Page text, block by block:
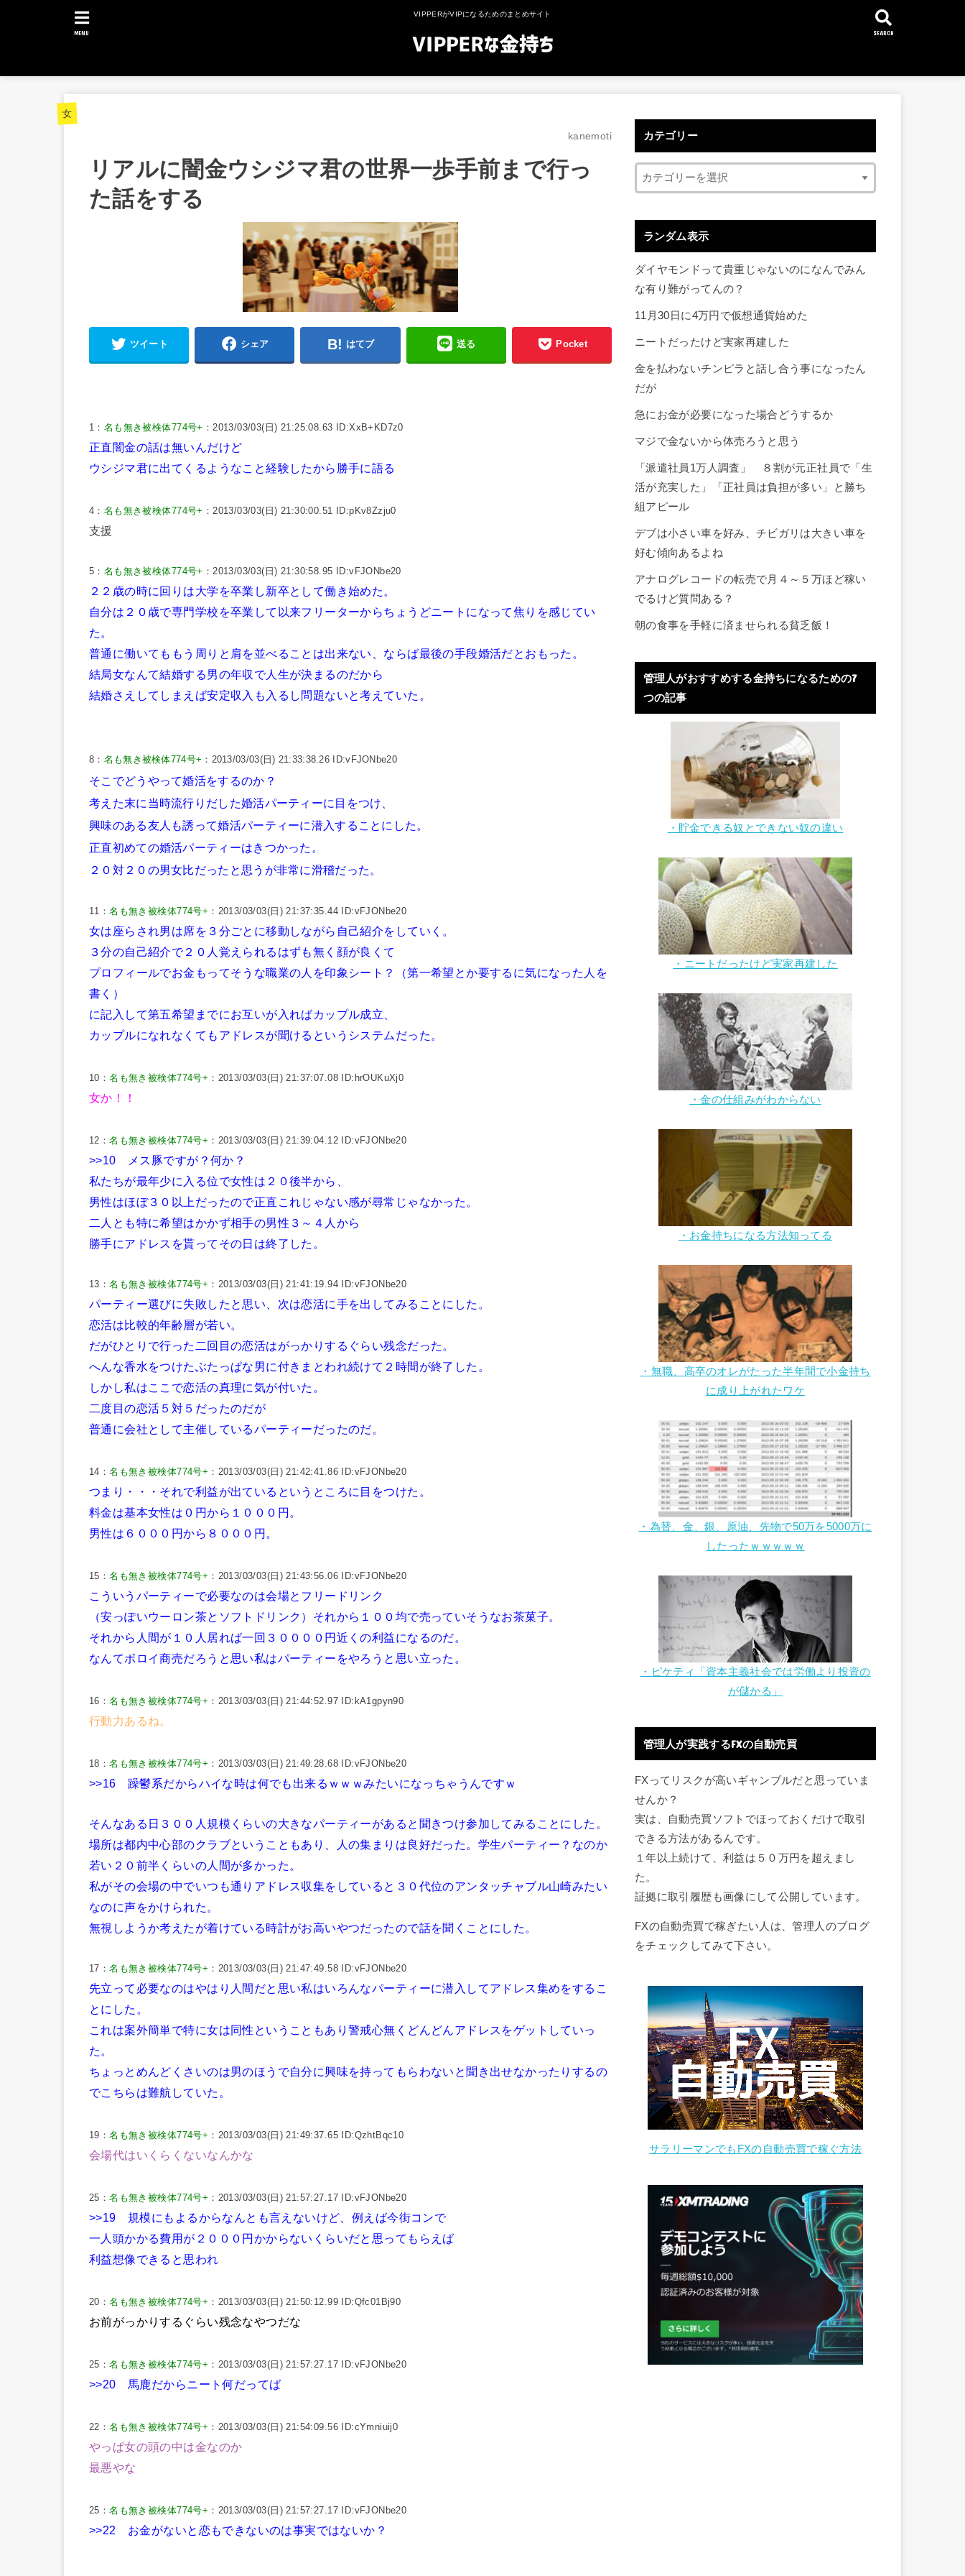
VIPPERがVIPになるためのまとめサイト
SEARCH
MENU
女
kanemoti
リアルに闇金ウシジマ君の世界一歩手前まで行っ
た話をする
ツイート シェア はてブ 送る Pocket
1： 名も無き被検体774号+ ：2013/03/03(日) 21:25:08.63 ID:XxB+KD7z0
正直闇金の話は無いんだけど
ウシジマ君に出てくるようなこと経験したから勝手に語る
4： 名も無き被検体774号+ ：2013/03/03(日) 21:30:00.51 ID:pKv8Zzju0
支援
5： 名も無き被検体774号+ ：2013/03/03(日) 21:30:58.95 ID:vFJONbe20
２２歳の時に回りは大学を卒業し新卒として働き始めた。
自分は２０歳で専門学校を卒業して以来フリーターからちょうどニートになって焦りを感じてい
た。
普通に働いてももう周りと肩を並べることは出来ない、ならば最後の手段婚活だとおもった。
結局女なんて結婚する男の年収で人生が決まるのだから
結婚さえしてしまえば安定収入も入るし問題ないと考えていた。
8： 名も無き被検体774号+ ：2013/03/03(日) 21:33:38.26 ID:vFJONbe20
そこでどうやって婚活をするのか？
考えた末に当時流行りだした婚活パーティーに目をつけ、
興味のある友人も誘って婚活パーティーに潜入することにした。
正直初めての婚活パーティーはきつかった。
２０対２０の男女比だったと思うが非常に滑稽だった。
11：名も無き被検体774号+ ：2013/03/03(日) 21:37:35.44 ID:vFJONbe20
女は座らされ男は席を３分ごとに移動しながら自己紹介をしていく。
３分の自己紹介で２０人覚えられるはずも無く顔が良くて
プロフィールでお金もってそうな職業の人を印象シート？（第一希望とか要するに気になった人を
書く）
に記入して第五希望までにお互いが入ればカップル成立、
カップルになれなくてもアドレスが聞けるというシステムだった。
10：名も無き被検体774号+ ：2013/03/03(日) 21:37:07.08 ID:hrOUKuXj0
女か！！
12：名も無き被検体774号+ ：2013/03/03(日) 21:39:04.12 ID:vFJONbe20
>>10 メス豚ですが？何か？
私たちが最年少に入る位で女性は２０後半から、
男性はほぼ３０以上だったので正直これじゃない感が尋常じゃなかった。
二人とも特に希望はかかず相手の男性３～４人から
勝手にアドレスを貰ってその日は終了した。
13：名も無き被検体774号+ ：2013/03/03(日) 21:41:19.94 ID:vFJONbe20
パーティー選びに失敗したと思い、次は恋活に手を出してみることにした。
恋活は比較的年齢層が若い。
だがひとりで行った二回目の恋活はがっかりするぐらい残念だった。
へんな香水をつけたぶたっぱな男に付きまとわれ続けて２時間が終了した。
しかし私はここで恋活の真理に気が付いた。
二度目の恋活５対５だったのだが
普通に会社として主催しているパーティーだったのだ。
14：名も無き被検体774号+ ：2013/03/03(日) 21:42:41.86 ID:vFJONbe20
つまり・・・それで利益が出ているというところに目をつけた。
料金は基本女性は０円から１０００円。
男性は６０００円から８０００円。
15：名も無き被検体774号+ ：2013/03/03(日) 21:43:56.06 ID:vFJONbe20
こういうパーティーで必要なのは会場とフリードリンク
（安っぽいウーロン茶とソフトドリンク）それから１００均で売っていそうなお茶菓子。
それから人間が１０人居れば一回３００００円近くの利益になるのだ。
なんてボロイ商売だろうと思い私はパーティーをやろうと思い立った。
16：名も無き被検体774号+ ：2013/03/03(日) 21:44:52.97 ID:kA1gpyn90
行動力あるね。
18：名も無き被検体774号+ ：2013/03/03(日) 21:49:28.68 ID:vFJONbe20
>>16 躁鬱系だからハイな時は何でも出来るｗｗｗみたいになっちゃうんですｗ
そんなある日３００人規模くらいの大きなパーティーがあると聞きつけ参加してみることにした。
場所は都内中心部のクラブということもあり、人の集まりは良好だった。学生パーティー？なのか
若い２０前半くらいの人間が多かった。
私がその会場の中でいつも通りアドレス収集をしていると３０代位のアンタッチャブル山崎みたい
なのに声をかけられた。
無視しようか考えたが着けている時計がお高いやつだったので話を聞くことにした。
17：名も無き被検体774号+ ：2013/03/03(日) 21:47:49.58 ID:vFJONbe20
先立って必要なのはやはり人間だと思い私はいろんなパーティーに潜入してアドレス集めをするこ
とにした。
これは案外簡単で特に女は同性ということもあり警戒心無くどんどんアドレスをゲットしていっ
た。
ちょっとめんどくさいのは男のほうで自分に興味を持ってもらわないと聞き出せなかったりするの
でこちらは難航していた。
19：名も無き被検体774号+ ：2013/03/03(日) 21:49:37.65 ID:QzhtBqc10
会場代はいくらくないなんかな
25：名も無き被検体774号+ ：2013/03/03(日) 21:57:27.17 ID:vFJONbe20
>>19 規模にもよるからなんとも言えないけど、例えば今街コンで
一人頭かかる費用が２０００円かからないくらいだと思ってもらえば
利益想像できると思われ
20：名も無き被検体774号+ ：2013/03/03(日) 21:50:12.99 ID:Qfc01Bj90
お前がっかりするぐらい残念なやつだな
25：名も無き被検体774号+ ：2013/03/03(日) 21:57:27.17 ID:vFJONbe20
>>20 馬鹿だからニート何だってば
22：名も無き被検体774号+ ：2013/03/03(日) 21:54:09.56 ID:cYmniuij0
やっぱ女の頭の中は金なのか
最悪やな
25：名も無き被検体774号+ ：2013/03/03(日) 21:57:27.17 ID:vFJONbe20
>>22 お金がないと恋もできないのは事実ではないか？
カテゴリー
ランダム表示
ダイヤモンドって貴重じゃないのになんでみん
な有り難がってんの？
11月30日に4万円で仮想通貨始めた
ニートだったけど実家再建した
金を払わないチンピラと話し合う事になったん
だが
急にお金が必要になった場合どうするか
マジで金ないから体売ろうと思う
「派遣社員1万人調査」 ８割が元正社員で「生
活が充実した」「正社員は負担が多い」と勝ち
組アピール
デブは小さい車を好み、チビガリは大きい車を
好む傾向あるよね
アナログレコードの転売で月４～５万ほど稼い
でるけど質問ある？
朝の食事を手軽に済ませられる貧乏飯！
管理人がおすすめする金持ちになるための7
つの記事
・貯金できる奴とできない奴の違い
・ニートだったけど実家再建した
・金の仕組みがわからない
・お金持ちになる方法知ってる
・無職、高卒のオレがたった半年間で小金持ち
に成り上がれたワケ
・為替、金、銀、原油、先物で50万を5000万に
したったｗｗｗｗｗ
・ピケティ「資本主義社会では労働より投資の
が儲かる」
管理人が実践するFXの自動売買
FXってリスクが高いギャンブルだと思っていま
せんか？
実は、自動売買ソフトでほっておくだけで取引
できる方法があるんです。
１年以上続けて、利益は５０万円を超えまし
た。
証拠に取引履歴も画像にして公開しています。
FXの自動売買で稼ぎたい人は、管理人のブログ
をチェックしてみて下さい。
サラリーマンでもFXの自動売買で稼ぐ方法